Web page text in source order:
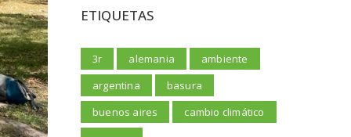
ETIQUETAS
3r alemania
ambiente
argentina
basura
buenos aires
cambio climático